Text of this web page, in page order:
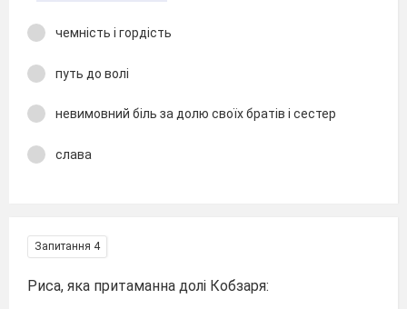
чемність і гордість
путь до волі
невимовний біль за долю своїх братів і сестер
слава
Запитання 4
Риса, яка притаманна долі Кобзаря: